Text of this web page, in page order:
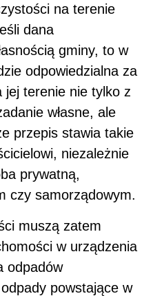
na terenie
dana
gminy, to w
odpowiedzialna za
jej terenie nie tylko z
własne, ale
przepis stawia takie
niezależnie
prywatną,
czy samorządowym.
muszą zatem
w urządzenia
odpadów
powstające w